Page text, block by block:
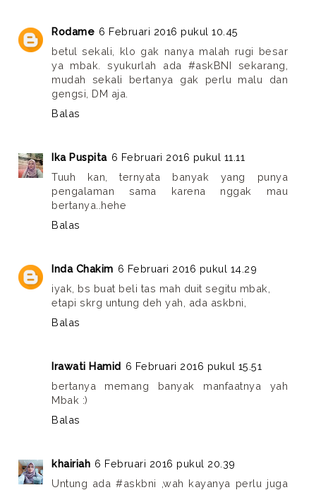
Rodame 6 Februari 2016 pukul 10.45
betul sekali, klo gak nanya malah rugi besar
ya mbak. syukurlah ada #askBNI sekarang,
mudah sekali bertanya gak perlu malu dan
gengsi, DM aja.
Balas
Ika Puspita 6 Februari 2016 pukul 11.11
Tuuh kan, ternyata banyak yang punya
pengalaman sama karena nggak mau
bertanya..hehe
Balas
Inda Chakim 6 Februari 2016 pukul 14.29
iyak, bs buat beli tas mah duit segitu mbak,
etapi skrg untung deh yah, ada askbni,
Balas
Irawati Hamid 6 Februari 2016 pukul 15.51
bertanya memang banyak manfaatnya yah
Mbak :)
Balas
khairiah 6 Februari 2016 pukul 20.39
Untung ada #askbni ,wah kayanya perlu juga